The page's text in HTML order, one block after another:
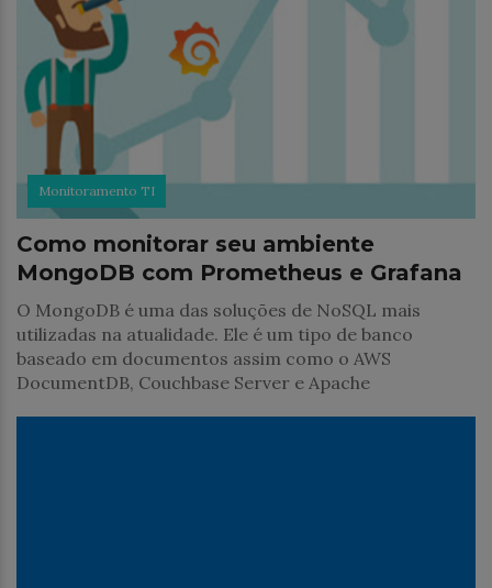
Monitoramento TI
Como monitorar seu ambiente
MongoDB com Prometheus e Grafana
O MongoDB é uma das soluções de NoSQL mais
utilizadas na atualidade. Ele é um tipo de banco
baseado em documentos assim como o AWS
DocumentDB, Couchbase Server e Apache